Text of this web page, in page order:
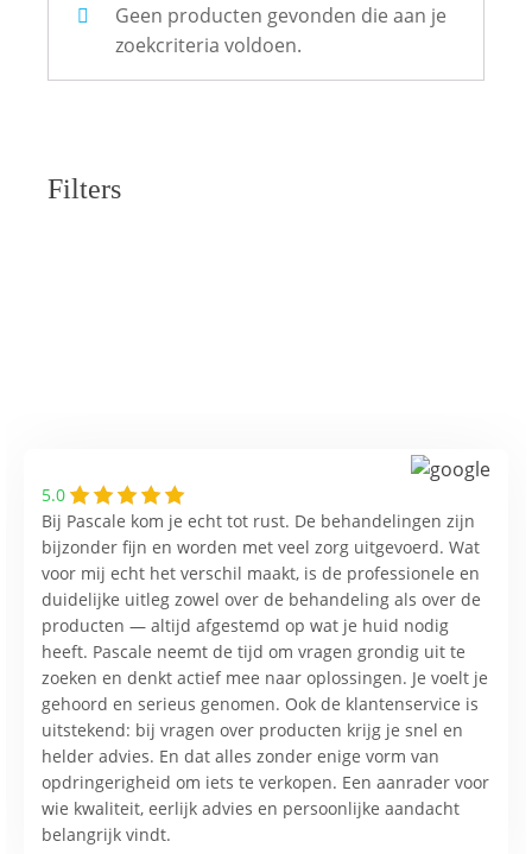
Geen producten gevonden die aan je
zoekcriteria voldoen.
Filters
5.0
Bij Pascale kom je echt tot rust. De behandelingen zijn
bijzonder fijn en worden met veel zorg uitgevoerd. Wat
voor mij echt het verschil maakt, is de professionele en
duidelijke uitleg zowel over de behandeling als over de
producten — altijd afgestemd op wat je huid nodig
heeft. Pascale neemt de tijd om vragen grondig uit te
zoeken en denkt actief mee naar oplossingen. Je voelt je
gehoord en serieus genomen. Ook de klantenservice is
uitstekend: bij vragen over producten krijg je snel en
helder advies. En dat alles zonder enige vorm van
opdringerigheid om iets te verkopen. Een aanrader voor
wie kwaliteit, eerlijk advies en persoonlijke aandacht
belangrijk vindt.